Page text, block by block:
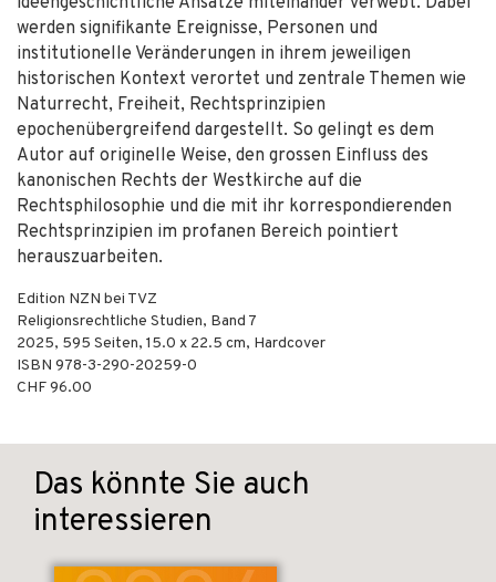
werden signifikante Ereignisse, Personen und
institutionelle Veränderungen in ihrem jeweiligen
historischen Kontext verortet und zentrale Themen wie
Naturrecht, Freiheit, Rechts­prinzipien
epochenübergreifend dargestellt. So gelingt es dem
Autor auf originelle Weise, den grossen Einfluss des
kanonischen Rechts der Westkirche auf die
Rechtsphilosophie und die mit ihr korrespondierenden
Rechtsprinzipien im profanen Bereich pointiert
herauszuarbeiten.
Edition NZN bei TVZ
Religionsrechtliche Studien, Band 7
2025, 595 Seiten, 15.0 x 22.5 cm, Hardcover
ISBN 978-3-290-20259-0
CHF 96.00
Das könnte Sie auch
interessieren